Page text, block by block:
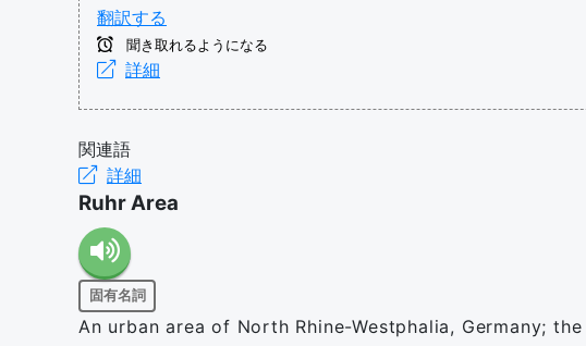
翻訳する
聞き取れるようになる
詳細
関連語
詳細
Ruhr Area
固有名詞
An urban area of North Rhine-Westphalia, Germany;